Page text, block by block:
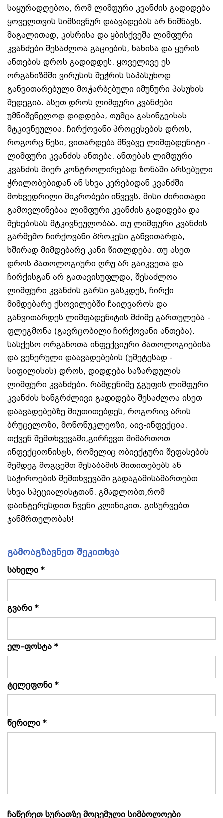
საყურადღებოა, რომ ლიმფური კვანძის გადიდება
ყოველთვის სიმსივნურ დაავადებას არ ნიშნავს.
მაგალითად, კისრისა და ყბისქვეშა ლიმფური
კვანძები შესაძლოა გაციების, ხახისა და ყურის
ანთების დროს გადიდდეს. ყოველივე ეს
ორგანიზმში ვირუსის შეჭრის საპასუხოდ
განვითარებული მოჭარბებული იმუნური პასუხის
შედეგია. ასეთ დროს ლიმფური კვანძები
უმნიშვნელოდ დიდდება, თუმცა გასინჯვისას
მტკივნეულია. ჩირქოვანი პროცესების დროს,
როგორც წესი, ვითარდება მწვავე ლიმფადენიტი -
ლიმფური კვანძის ანთება. ანთებას ლიმფური
კვანძის მიერ კონტროლირებად ზონაში არსებული
ჭრილობებიდან ან სხვა კერებიდან კვანძში
მოხვედრილი მიკრობები იწვევს. მისი ძირითადი
გამოვლინებაა ლიმფური კვანძის გადიდება და
შეხებისას მტკივნეულობაა. თუ ლიმფური კვანძის
გარშემო ჩირქოვანი პროცესი განვითარდა,
ხშირად მიმდებარე კანი წითლდება. თუ ასეთ
დროს პათოლოგიური ღრუ არ გაიკვეთა და
ჩირქისგან არ გათავისუფლდა, შესაძლოა
ლიმფური კვანძის გარსი გასკდეს, ჩირქი
მიმდებარე ქსოვილებში ჩაიღვაროს და
განვითარდეს ლიმფადენიტის მძიმე გართულება -
ფლეგმონა (გავრცობილი ჩირქოვანი ანთება).
სასქესო ორგანოთა ინფექციური პათოლოგიებისა
და ვენერული დაავადებების (უმეტესად -
სიფილისის) დროს, დიდდება საზარდულის
ლიმფური კვანძები. რამდენიმე ჯგუფის ლიმფური
კვანძის ხანგრძლივი გადიდება შესაძლოა ისეთ
დაავადებებზე მიუთითებდეს, როგორიც არის
ბრუცელოზი, მონონუკლეოზი, აივ-ინფექცია.
თქვენ შემთხვევაში,გირჩევთ მიმართოთ
ინფექციონისტს, რომელიც ობიექტური შეფასების
შემდეგ მოგცემთ შესაბამის მითითებებს ან
საჭიროების შემთხვევაში გადაგამისამართებთ
სხვა სპეციალისტთან. გმადლობთ,რომ
დაინტერესდით ჩვენი კლინიკით. გისურვებთ
ჯანმრთელობას!
გამოაგზავნეთ შეკითხვა
სახელი *
გვარი *
ელ–ფოსტა *
ტელეფონი *
წერილი *
ჩაწერეთ სურათზე მოცემული სიმბოლოები